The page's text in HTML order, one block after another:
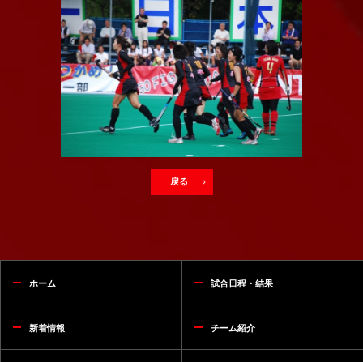
戻る
ホーム 試合日程・結果
新着情報 チーム紹介